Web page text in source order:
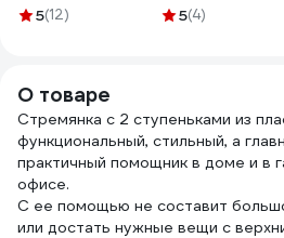
5(12)
5(4)
О товаре
Стремянка с 2 ступеньками из
функциональный, стильный, а
практичный помощник в доме и в
офисе.
С ее помощью не составит
или достать нужные вещи с